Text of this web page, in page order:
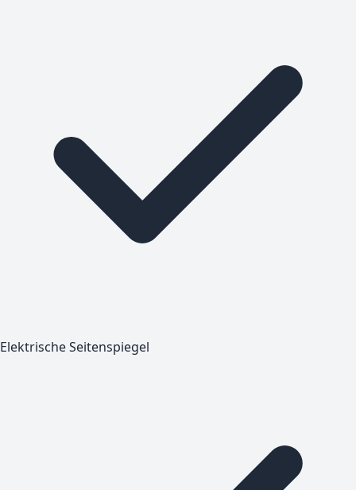
Elektrische Seitenspiegel